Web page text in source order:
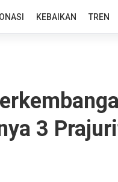
KEBAIKAN TREN
3